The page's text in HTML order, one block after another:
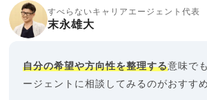
すべらないキャリアエージェント代表
末永雄大
自分の希望や方向性を整理する意味で
ージェントに相談してみるのがおすすめ